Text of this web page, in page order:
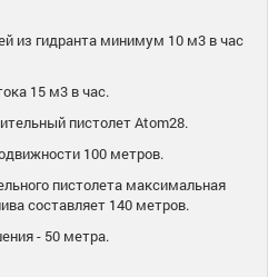
из гидранта минимум 10 м3 в час
15 м3 в час.
пистолет Atom28.
100 метров.
пистолета максимальная
составляет 140 метров.
- 50 метра.